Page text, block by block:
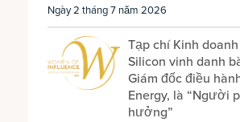
Ngày 2 tháng 7 năm 2026
Tạp chí Kinh
Silicon vinh danh
Giám đốc điều
Energy, là “Người
hưởng”